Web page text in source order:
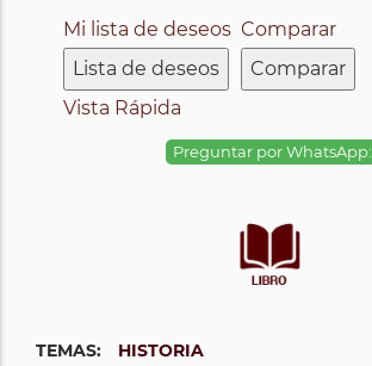
Mi lista de deseos
Lista de deseos
Comparar
Comparar
Vista Rápida
Preguntar por WhatsApp:
TEMAS: HISTORIA